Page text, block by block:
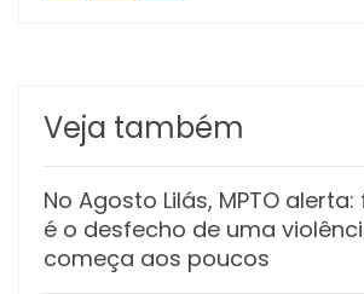
Veja também
No Agosto Lilás, MPTO
é o desfecho de uma
começa aos poucos